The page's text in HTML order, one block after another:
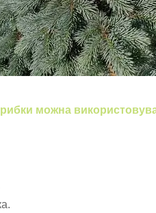
можна